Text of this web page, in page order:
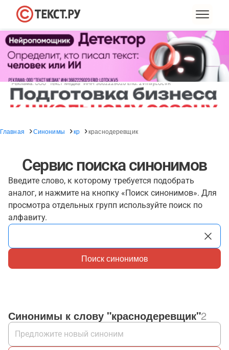
Главная Синонимы кр краснодеревщик
Сервис поиска синонимов
Введите слово, к которому требуется подобрать
аналог, и нажмите на кнопку «Поиск синонимов». Для
просмотра отдельных групп используйте поиск по
алфавиту.
Поиск синонимов
Синонимы к слову "краснодеревщик"2